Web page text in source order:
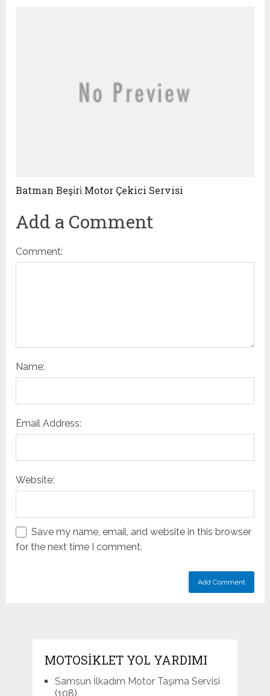
Batman Beşi̇ri̇ Motor Çekici Servisi
Add a Comment
Comment:
Name:
Email Address:
Website:
Save my name, email, and website in this browser
for the next time I comment.
MOTOSIKLET YOL YARDIMI
Samsun İlkadım Motor Taşıma Servisi
(108)